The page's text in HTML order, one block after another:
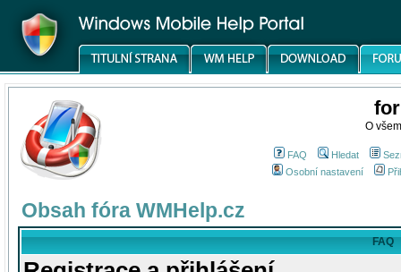
O
FAQ Hledat
Osobní nastavení
Obsah fóra WMHelp.cz
FAQ